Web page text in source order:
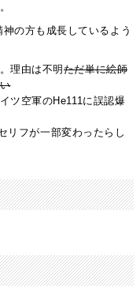
の方も成長しているよう
理由は不明ただ単に絵師
ツ空軍のHe111に誤認爆
リフが一部変わったらし